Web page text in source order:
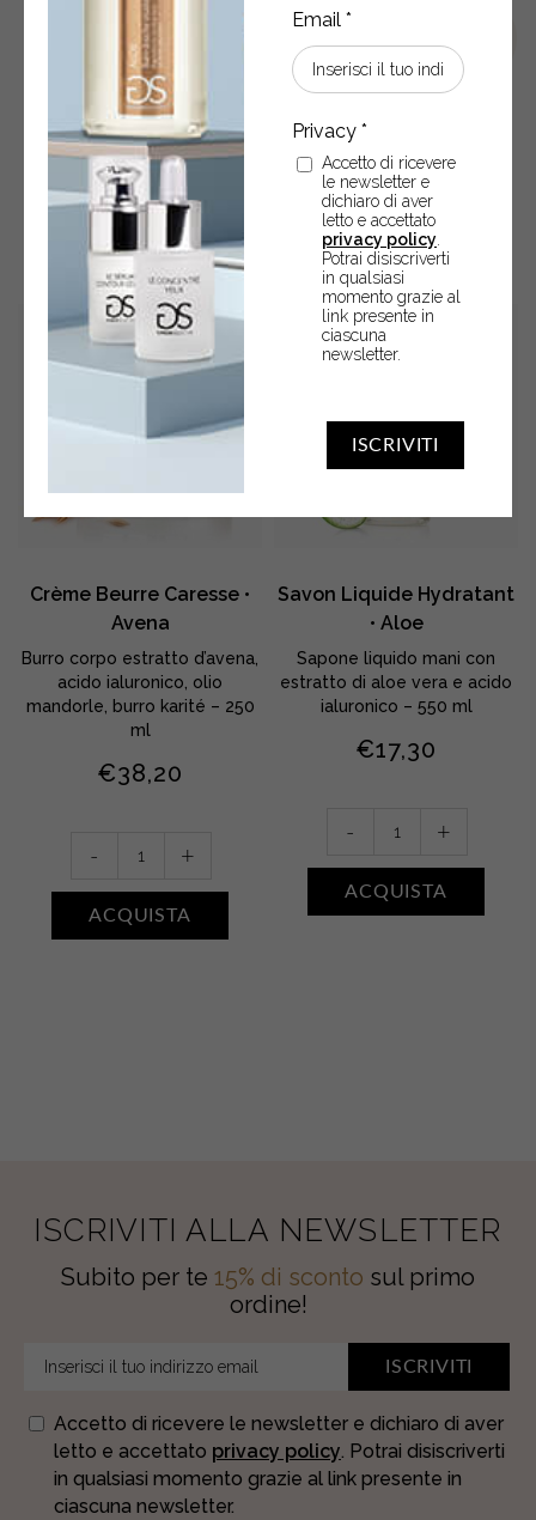
ISCRIVITI
Accetto di ricevere
le newsletter e
dichiaro di aver
letto e accettato
privacy policy
Potrai disiscriverti
in qualsiasi
momento grazie al
link presente in
ciascuna
newsletter.
POTREBBERO ANCHE
INTERESSARTI
Crème Beurre Caresse •
Avena
Burro corpo estratto d’avena,
acido ialuronico, olio
mandorle, burro karité – 250
ml
€38,20
- +
ACQUISTA
Savon Liquide Hydratant
• Aloe
Sapone liquido mani con
estratto di aloe vera e acido
ialuronico – 550 ml
€17,30
- +
ACQUISTA
ISCRIVITI ALLA NEWSLETTER
Subito per te 15% di sconto sul primo
ordine!
ISCRIVITI
Accetto di ricevere le newsletter e dichiaro di aver
letto e accettato privacy policy. Potrai disiscriverti
in qualsiasi momento grazie al link presente in
ciascuna newsletter.